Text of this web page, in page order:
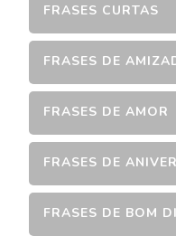
FRASES CURTAS
FRASES DE
FRASES DE AMOR
FRASES DE
FRASES DE BOM